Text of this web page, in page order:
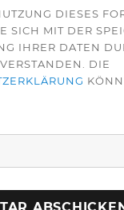
DIESES
SICH MIT DER
IHRER DATEN
DIE